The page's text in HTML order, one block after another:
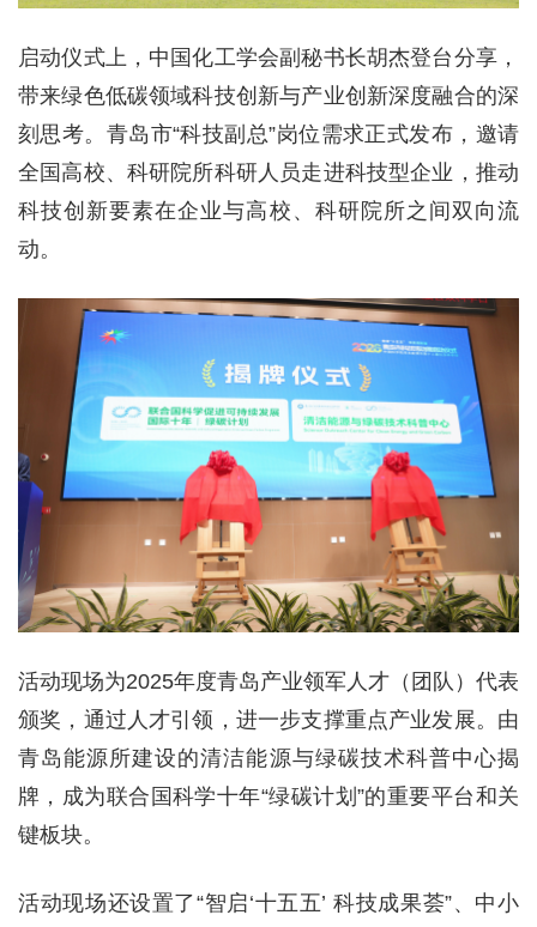
启动仪式上，中国化工学会副秘书长胡杰登台分享，
带来绿色低碳领域科技创新与产业创新深度融合的深
刻思考。青岛市“科技副总”岗位需求正式发布，邀请
全国高校、科研院所科研人员走进科技型企业，推动
科技创新要素在企业与高校、科研院所之间双向流
动。
活动现场为2025年度青岛产业领军人才（团队）代表
颁奖，通过人才引领，进一步支撑重点产业发展。由
青岛能源所建设的清洁能源与绿碳技术科普中心揭
牌，成为联合国科学十年“绿碳计划”的重要平台和关
键板块。
活动现场还设置了“智启‘十五五’ 科技成果荟”、中小